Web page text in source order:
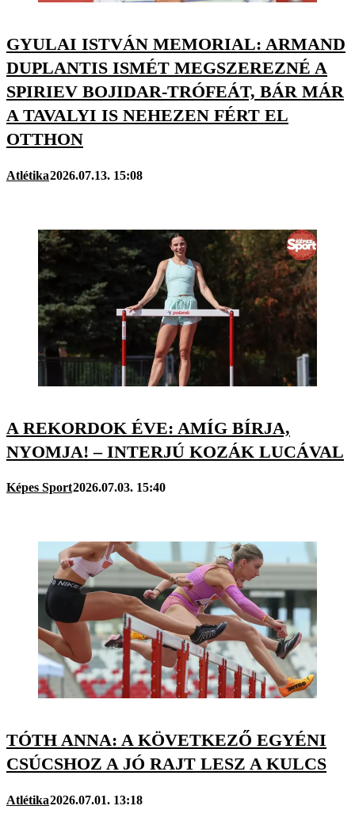
GYULAI ISTVÁN MEMORIAL: ARMAND
DUPLANTIS ISMÉT MEGSZEREZNÉ A
SPIRIEV BOJIDAR-TRÓFEÁT, BÁR MÁR
A TAVALYI IS NEHEZEN FÉRT EL
OTTHON
Atlétika2026.07.13. 15:08
A REKORDOK ÉVE: AMÍG BÍRJA,
NYOMJA! – INTERJÚ KOZÁK LUCÁVAL
Képes Sport2026.07.03. 15:40
TÓTH ANNA: A KÖVETKEZŐ EGYÉNI
CSÚCSHOZ A JÓ RAJT LESZ A KULCS
Atlétika2026.07.01. 13:18